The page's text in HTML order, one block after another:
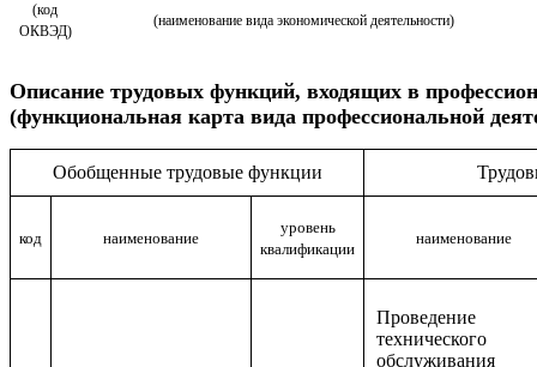
(код
ОКВЭД)
(наименование вида экономической деятельности)
Описание трудовых функций, входящих в
(функциональная карта вида профессиональной
Обобщенные трудовые функции
код наименование
уровень
квалификации
наименование
Проведение
технического
обслуживания